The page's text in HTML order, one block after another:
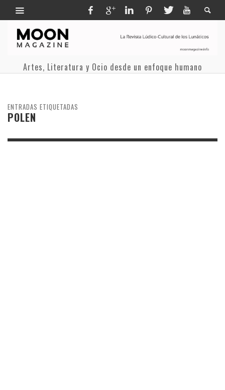
Artes, Literatura y Ocio desde un enfoque humano
ENTRADAS ETIQUETADAS
POLEN